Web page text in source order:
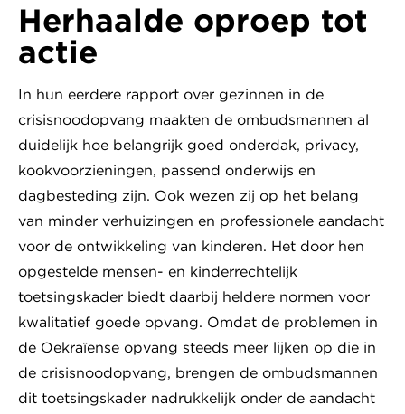
Herhaalde oproep tot
actie
In hun eerdere rapport over gezinnen in de
crisisnoodopvang maakten de ombudsmannen al
duidelijk hoe belangrijk goed onderdak, privacy,
kookvoorzieningen, passend onderwijs en
dagbesteding zijn. Ook wezen zij op het belang
van minder verhuizingen en professionele aandacht
voor de ontwikkeling van kinderen. Het door hen
opgestelde mensen- en kinderrechtelijk
toetsingskader biedt daarbij heldere normen voor
kwalitatief goede opvang. Omdat de problemen in
de Oekraïense opvang steeds meer lijken op die in
de crisisnoodopvang, brengen de ombudsmannen
dit toetsingskader nadrukkelijk onder de aandacht